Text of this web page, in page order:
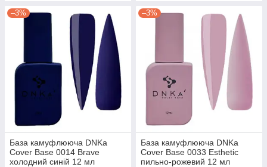
–3%
База камуфлююча DNKa
Cover Base 0014 Brave
холодний синій 12 мл
–3%
База камуфлююча DNKa
Cover Base 0033 Esthetic
пильно-рожевий 12 мл